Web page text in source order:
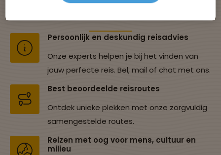
Persoonlijk en deskundig reisadvies
Onze experts helpen je bij het vinden van
jouw perfecte reis. Bel, mail of chat met ons.
Best beoordeelde reisroutes
Ontdek unieke plekken met onze zorgvuldig
samengestelde routes.
Reizen met oog voor mens, cultuur en
milieu